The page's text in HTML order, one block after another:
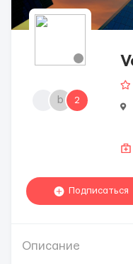
b 2
Подписаться
Описание